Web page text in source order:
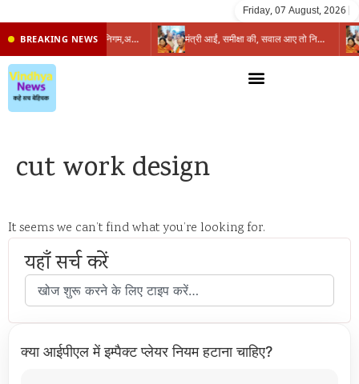
Friday, 07 August, 2026
BREAKING NEWS प्रभारी मंत्री के निशाने पर नगर निगम,अफसरों को 10 दिन का अल्टीमेटम,नहीं होगी कार्रवाई, महापौर-आयुक्त के बीच सौहार्दहीनता पर मंत्री ने उठाए सवाल मंत्री आईं, समीक्षा की, सवाल आए तो निकल गईं – खाली जयंत चौंकीं पर नहीं दिया जवाब
cut work design
It seems we can’t find what you’re looking for.
यहाँ सर्च करें
क्या आईपीएल में इम्पैक्ट प्लेयर नियम हटाना चाहिए?